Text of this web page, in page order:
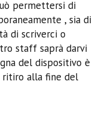
permettersi di
, sia di
di scriverci o
staff saprà darvi
del dispositivo è
alla fine del